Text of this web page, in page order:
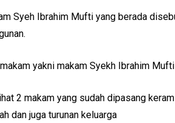
Syeh Ibrahim Mufti yang berada
yakni makam Syekh Ibrahim
2 makam yang sudah dipasang
dan juga turunan keluarga